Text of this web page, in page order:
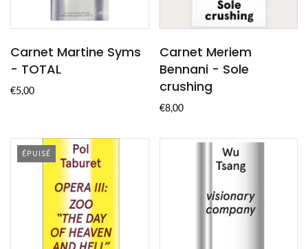
Carnet Martine Syms
- TOTAL
€5,00
Carnet Meriem
Bennani - Sole
crushing
€8,00
ÉPUISÉ